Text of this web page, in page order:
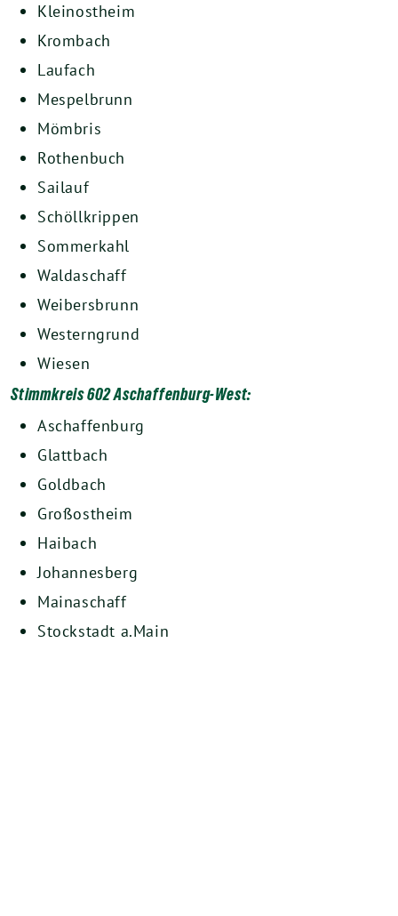
Kleinostheim
Krombach
Laufach
Mespelbrunn
Mömbris
Rothenbuch
Sailauf
Schöllkrippen
Sommerkahl
Waldaschaff
Weibersbrunn
Westerngrund
Wiesen
Stimmkreis 602 Aschaffenburg-West:
Aschaffenburg
Glattbach
Goldbach
Großostheim
Haibach
Johannesberg
Mainaschaff
Stockstadt a.Main